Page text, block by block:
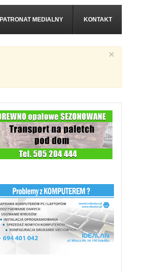
PATRONAT MEDIALNY KONTAKT
×